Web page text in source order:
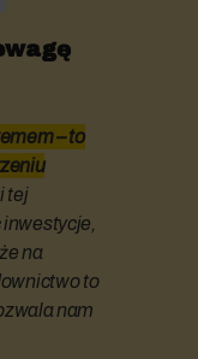
– to
tej
na
to
nam